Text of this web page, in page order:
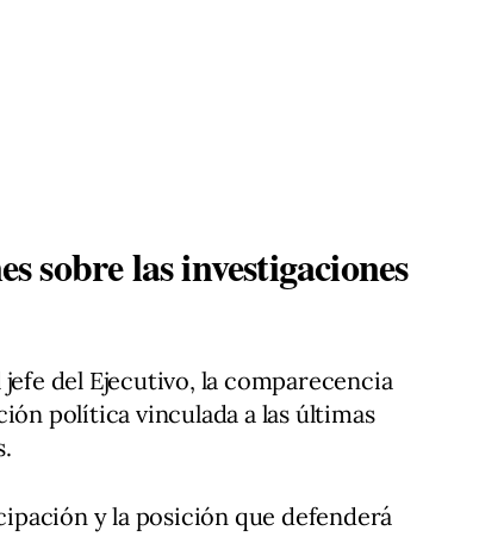
sobre las investigaciones
del Ejecutivo, la comparecencia
política vinculada a las últimas
y la posición que defenderá